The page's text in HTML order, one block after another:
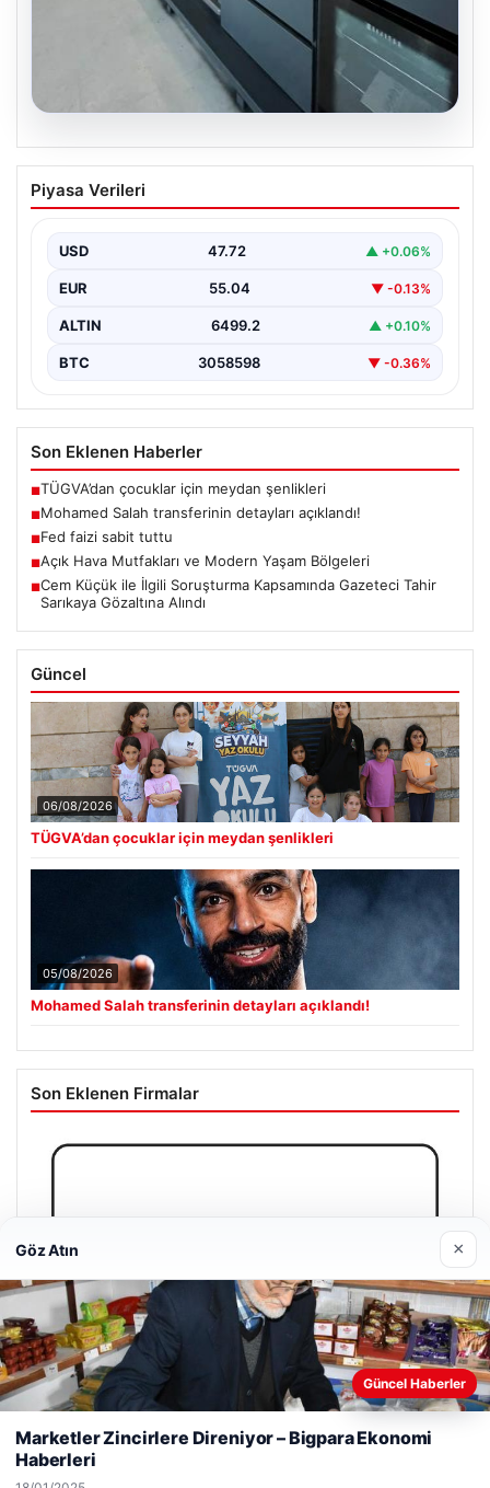
04.08.2026
Açık Hava Mutfakları ve Modern Yaşam
Bölgeleri
sürdürmektedir. Özellikle özel evlerde bulunan
kullanıcılar, bahçe…
Piyasa Verileri
USD 47.72 ▲ +0.06%
EUR 55.04 ▼ -0.13%
ALTIN 6499.2 ▲ +0.10%
BTC 3058598 ▼ -0.36%
Son Eklenen Haberler
■TÜGVA’dan çocuklar için meydan şenlikleri
■Mohamed Salah transferinin detayları açıklandı!
■Fed faizi sabit tuttu
■Açık Hava Mutfakları ve Modern Yaşam Bölgeleri
■Cem Küçük ile İlgili Soruşturma Kapsamında Gazeteci Tahir
Sarıkaya Gözaltına Alındı
Güncel
06/08/2026
TÜGVA’dan çocuklar için meydan şenlikleri
05/08/2026
Mohamed Salah transferinin detayları açıklandı!
Son Eklenen Firmalar
Web sitemizi nasıl kullandığınızı daha iyi anlayabilmek,
kullanıyoruz.Çerez Politikamız
Göz Atın ×
Güncel Haberler
Marketler Zincirlere Direniyor – Bigpara Ekonomi
Haberleri